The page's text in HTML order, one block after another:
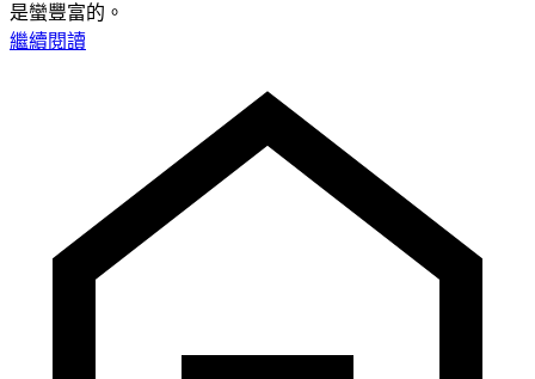
是蠻豐富的。
繼續閱讀